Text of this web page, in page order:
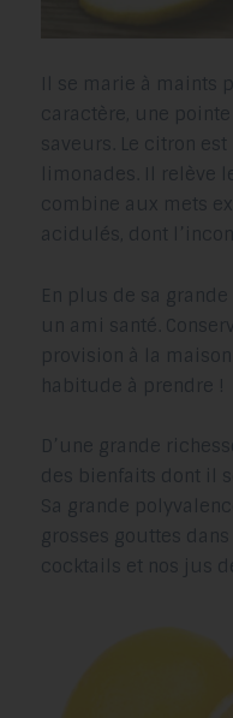
Il se marie à maints
caractère, une
saveurs. Le citron
limonades. Il relève
combine aux mets
acidulés, dont
En plus de sa
un ami santé.
provision à la maison
habitude à prendre !
D’une grande
des bienfaits dont il
Sa grande
grosses gouttes
cocktails et nos jus